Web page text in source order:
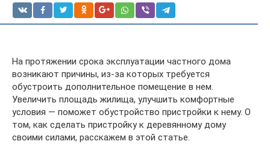
На протяжении срока эксплуатации частного дома
возникают причины, из-за которых требуется
обустроить дополнительное помещение в нем.
Увеличить площадь жилища, улучшить комфортные
условия — поможет обустройство пристройки к нему. О
том, как сделать пристройку к деревянному дому
своими силами, расскажем в этой статье.